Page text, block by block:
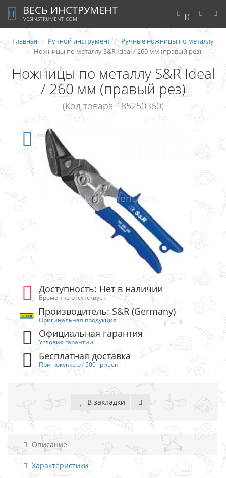
0
ВЕСЬ ИНСТРУМЕНТ
VESINSTRUMENT.COM
Главная Ручной инструмент
Ручные ножницы по металлу
Ножницы по металлу S&R Ideal / 260 мм (правый рез)
Ножницы по металлу S&R Ideal
/ 260 мм (правый рез)
(Код товара 185250360)
Доступность: Нет в наличии
Временно отсутствует
Производитель: S&R (Germany)
Оригинальная продукция
Официальная гарантия
Условия гарантии
Бесплатная доставка
При покупке от 500 гривен
В закладки
Описание
Характеристики